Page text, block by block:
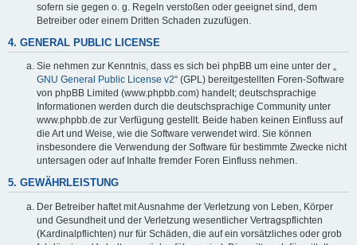
sofern sie gegen o. g. Regeln verstoßen oder geeignet sind, dem
Betreiber oder einem Dritten Schaden zuzufügen.
4. GENERAL PUBLIC LICENSE
Sie nehmen zur Kenntnis, dass es sich bei phpBB um eine unter der „
GNU General Public License v2“ (GPL) bereitgestellten Foren-Software
von phpBB Limited (www.phpbb.com) handelt; deutschsprachige
Informationen werden durch die deutschsprachige Community unter
www.phpbb.de zur Verfügung gestellt. Beide haben keinen Einfluss auf
die Art und Weise, wie die Software verwendet wird. Sie können
insbesondere die Verwendung der Software für bestimmte Zwecke nicht
untersagen oder auf Inhalte fremder Foren Einfluss nehmen.
5. GEWÄHRLEISTUNG
Der Betreiber haftet mit Ausnahme der Verletzung von Leben, Körper
und Gesundheit und der Verletzung wesentlicher Vertragspflichten
(Kardinalpflichten) nur für Schäden, die auf ein vorsätzliches oder grob